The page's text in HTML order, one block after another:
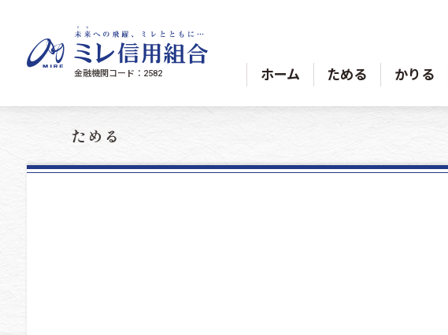
金融機関コード：2582 ホーム ためる かりる
ためる